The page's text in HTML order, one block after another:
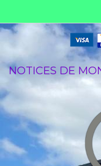
NOTICES DE